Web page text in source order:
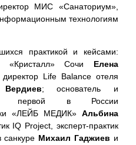
МИС «Санаториум»,
технологиям
практикой и кейсами:
«Кристалл» Сочи Елена
Life Balance отеля
; основатель и
первой в России
«ЛЕЙБ МЕДИК» Альбина
IQ Project, эксперт-практик
санкуре Михаил Гаджиев и